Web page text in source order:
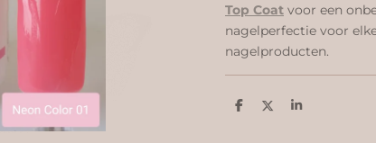
Top Coat voor een
nagelperfectie voor
nagelproducten.
D
D
S